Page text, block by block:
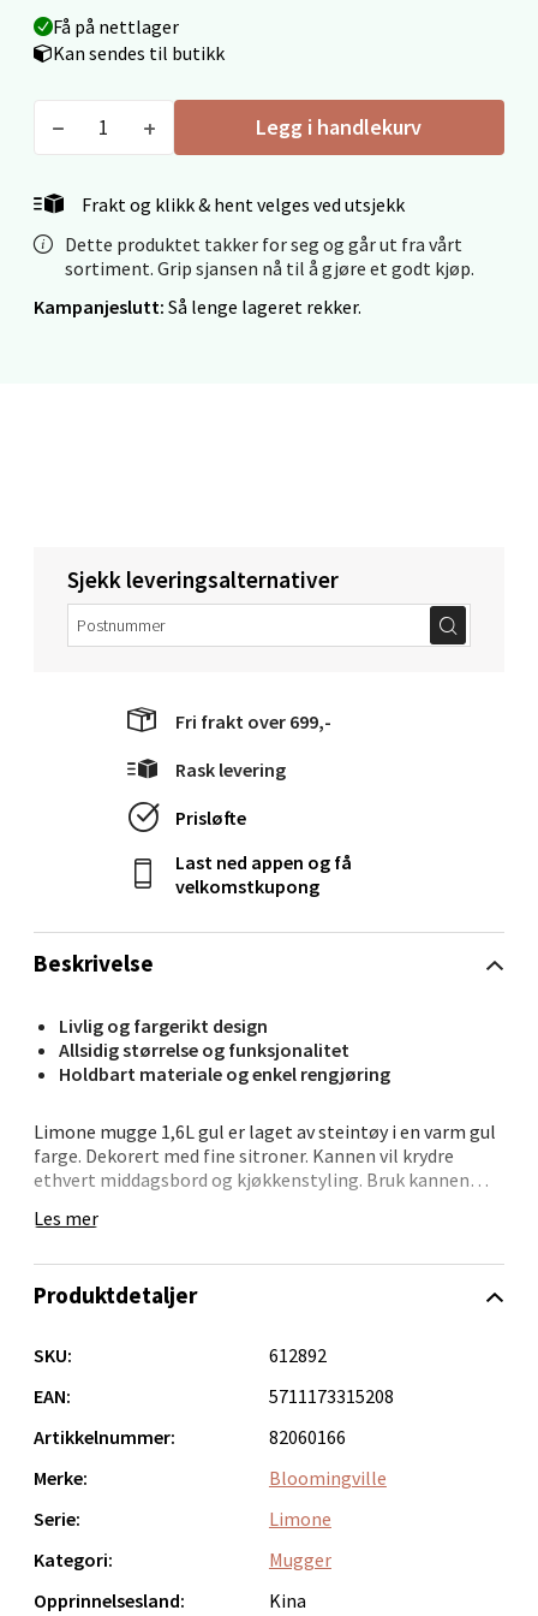
Få på nettlager
Kan sendes til butikk
Legg i handlekurv
Frakt og klikk & hent velges ved utsjekk
Dette produktet takker for seg og går ut fra vårt
sortiment. Grip sjansen nå til å gjøre et godt kjøp.
Kampanjeslutt: Så lenge lageret rekker.
Beskrivelse
Livlig og fargerikt design
Allsidig størrelse og funksjonalitet
Holdbart materiale og enkel rengjøring
Limone mugge 1,6L gul er laget av steintøy i en varm gul
farge. Dekorert med fine sitroner. Kannen vil krydre
ethvert middagsbord og kjøkkenstyling. Bruk kannen
kan forekomme, da hver krukke er dekorert for hånd.
Les mer
Sjekk leveringsalternativer
Fri frakt over 699,-
Rask levering
Prisløfte
Last ned appen og få
velkomstkupong
Produktdetaljer
SKU:
612892
EAN:
5711173315208
Artikkelnummer:
82060166
Merke:
Bloomingville
Serie:
Limone
Kategori:
Mugger
Opprinnelsesland:
Kina
Fridtjof Nansensgate 22, 8622 Mo i Rana
Åpent i dag 09-19
Velg
Ålesund - Thon Senter Moa
Langelandsvegen 25, 6010 Ålesund
Molde - Moldetorget
Torget 1, 6413 Molde
Åpent i dag 10-20
Narvik - Thon Senter Malmporten
Bolagsgata 1, 8514 Narvik
Åpent i dag 10-20
Bergen - Oasen Senter
Åpent i dag 10-21
0 i butikk
Oppdal - Aunasenteret
Åpent i dag 10-19